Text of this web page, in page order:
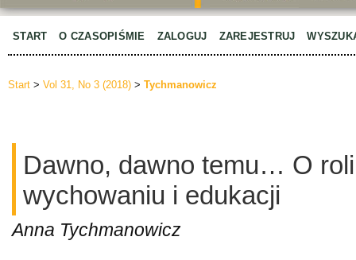
START O CZASOPIŚMIE ZALOGUJ ZAREJESTRUJ
Start > Vol 31, No 3 (2018) > Tychmanowicz
Dawno, dawno temu… O
wychowaniu i edukacji
Anna Tychmanowicz